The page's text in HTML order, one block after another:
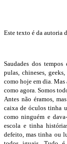
Este texto é da autoria
Saudades dos
pulas, chineses,
como hoje em dia.
como agora. Somos
Antes não éramos,
caixa de óculos tinha
como ninguém e
escola e tinha
defeito, mas tinha ou